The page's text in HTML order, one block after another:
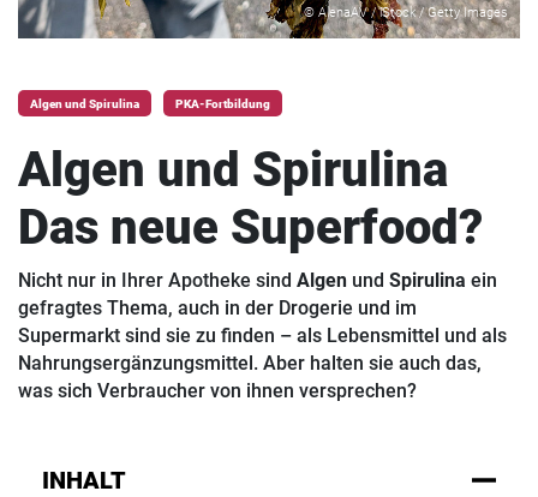
© AlenaAV / iStock / Getty Images
Algen und Spirulina PKA-Fortbildung
Algen und Spirulina
Das neue Superfood?
Nicht nur in Ihrer Apotheke sind Algen und Spirulina ein
gefragtes Thema, auch in der Drogerie und im
Supermarkt sind sie zu finden – als Lebensmittel und als
Nahrungsergänzungsmittel. Aber halten sie auch das,
was sich Verbraucher von ihnen versprechen?
INHALT